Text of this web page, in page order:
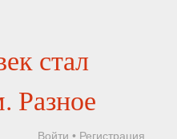
стал
Разное
Войти • Регистрация